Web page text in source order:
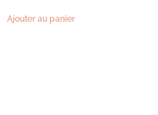
Ajouter au panier